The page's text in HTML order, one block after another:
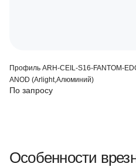
Профиль ARH-CEIL-S16-FANTOM-
ANOD (Arlight,Алюминий)
По запросу
Особенности